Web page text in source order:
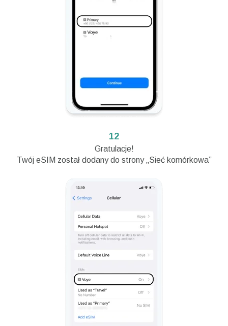
12
Gratulacje!
Twój eSIM został dodany do strony „Sieć komórkowa”